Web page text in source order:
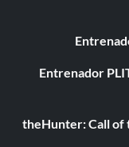
Entrenador
theHunter: Call of